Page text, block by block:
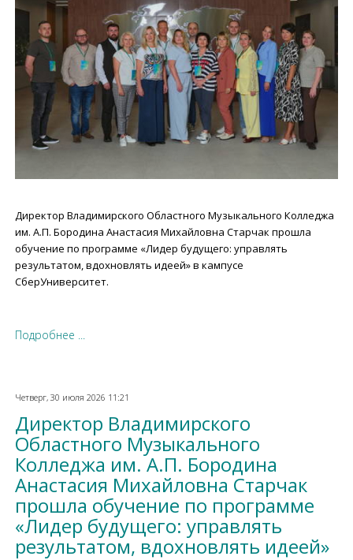
Директор Владимирского Областного Музыкального Колледжа
им. А.П. Бородина Анастасия Михайловна Старчак прошла
обучение по программе «Лидер будущего: управлять
результатом, вдохновлять идеей» в кампусе
СберУниверситет.
Подробнее ...
Четверг, 30 июля 2026 11:21
Директор Владимирского
Областного Музыкального
Колледжа им. А.П. Бородина
Анастасия Михайловна Старчак
прошла обучение по программе
«Лидер будущего: управлять
результатом, вдохновлять идеей»